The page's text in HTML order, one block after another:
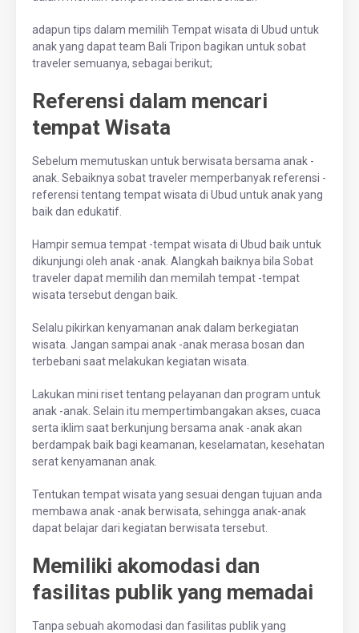
adapun tips dalam memilih Tempat wisata di Ubud untuk
anak yang dapat team Bali Tripon bagikan untuk sobat
traveler semuanya, sebagai berikut;
Referensi dalam mencari
tempat Wisata
Sebelum memutuskan untuk berwisata bersama anak -
anak. Sebaiknya sobat traveler memperbanyak referensi -
referensi tentang tempat wisata di Ubud untuk anak yang
baik dan edukatif.
Hampir semua tempat -tempat wisata di Ubud baik untuk
dikunjungi oleh anak -anak. Alangkah baiknya bila Sobat
traveler dapat memilih dan memilah tempat -tempat
wisata tersebut dengan baik.
Selalu pikirkan kenyamanan anak dalam berkegiatan
wisata. Jangan sampai anak -anak merasa bosan dan
terbebani saat melakukan kegiatan wisata.
Lakukan mini riset tentang pelayanan dan program untuk
anak -anak. Selain itu mempertimbangakan akses, cuaca
serta iklim saat berkunjung bersama anak -anak akan
berdampak baik bagi keamanan, keselamatan, kesehatan
serat kenyamanan anak.
Tentukan tempat wisata yang sesuai dengan tujuan anda
membawa anak -anak berwisata, sehingga anak-anak
dapat belajar dari kegiatan berwisata tersebut.
Memiliki akomodasi dan
fasilitas publik yang memadai
Tanpa sebuah akomodasi dan fasilitas publik yang